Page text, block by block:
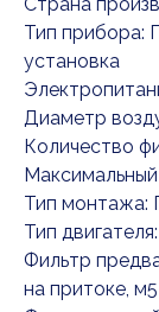
Страна
Тип прибора:
установка
Диаметр
Количество
Тип монтажа:
Тип
Фильтр
на притоке,